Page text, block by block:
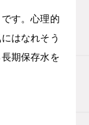
す。心理的
はなれそう
期保存水を